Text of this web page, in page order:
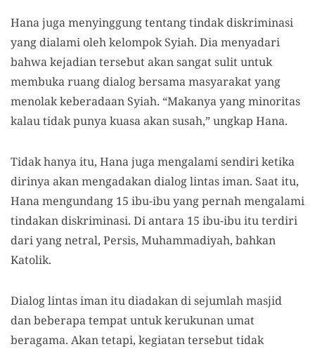
Hana juga menyinggung tentang tindak diskriminasi
yang dialami oleh kelompok Syiah. Dia menyadari
bahwa kejadian tersebut akan sangat sulit untuk
membuka ruang dialog bersama masyarakat yang
menolak keberadaan Syiah. “Makanya yang minoritas
kalau tidak punya kuasa akan susah,” ungkap Hana.
Tidak hanya itu, Hana juga mengalami sendiri ketika
dirinya akan mengadakan dialog lintas iman. Saat itu,
Hana mengundang 15 ibu-ibu yang pernah mengalami
tindakan diskriminasi. Di antara 15 ibu-ibu itu terdiri
dari yang netral, Persis, Muhammadiyah, bahkan
Katolik.
Dialog lintas iman itu diadakan di sejumlah masjid
dan beberapa tempat untuk kerukunan umat
beragama. Akan tetapi, kegiatan tersebut tidak